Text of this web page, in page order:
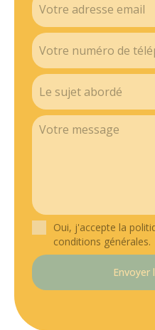
Oui, j'accepte la
conditions générales.
Envoyer